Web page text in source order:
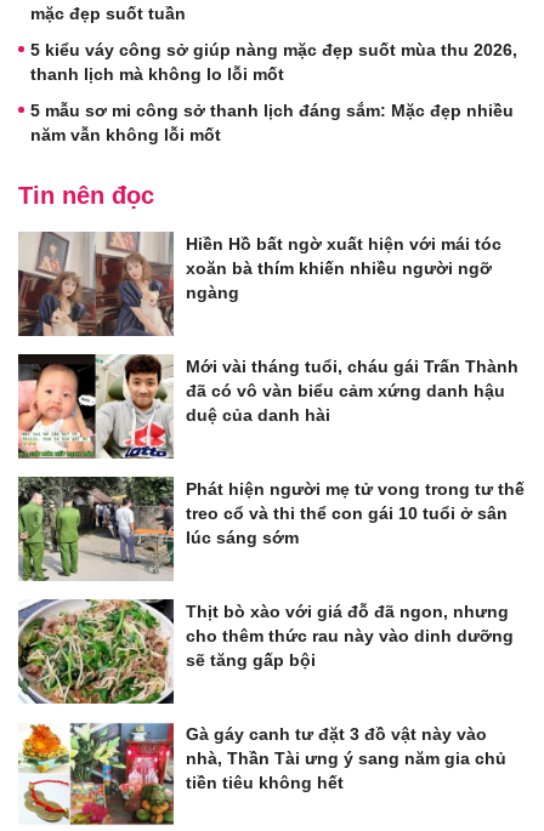
mặc đẹp suốt tuần
5 kiểu váy công sở giúp nàng mặc đẹp suốt mùa thu 2026,
thanh lịch mà không lo lỗi mốt
5 mẫu sơ mi công sở thanh lịch đáng sắm: Mặc đẹp nhiều
năm vẫn không lỗi mốt
Tin nên đọc
Hiền Hồ bất ngờ xuất hiện với mái tóc
xoăn bà thím khiến nhiều người ngỡ
ngàng
Mới vài tháng tuổi, cháu gái Trấn Thành
đã có vô vàn biểu cảm xứng danh hậu
duệ của danh hài
Phát hiện người mẹ tử vong trong tư thế
treo cổ và thi thể con gái 10 tuổi ở sân
lúc sáng sớm
Thịt bò xào với giá đỗ đã ngon, nhưng
cho thêm thức rau này vào dinh dưỡng
sẽ tăng gấp bội
Gà gáy canh tư đặt 3 đồ vật này vào
nhà, Thần Tài ưng ý sang năm gia chủ
tiền tiêu không hết